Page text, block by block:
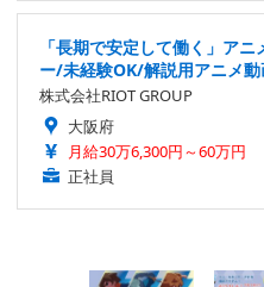
「長期で安定して働く」ア
ー/未経験OK/解説用アニメ
株式会社RIOT GROUP
大阪府
月給30万6,300円～60万円
正社員